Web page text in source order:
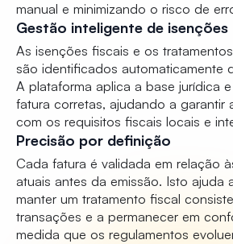
manual e minimizando o risco de
Gestão inteligente de isenções
As isenções fiscais e os
são identificados automaticamente
A plataforma aplica a base jurídica
fatura corretas, ajudando a garantir
com os requisitos fiscais locais e
Precisão por definição
Cada fatura é validada em relação
atuais antes da emissão. Isto ajuda
manter um tratamento fiscal
transações e a permanecer em
medida que os regulamentos